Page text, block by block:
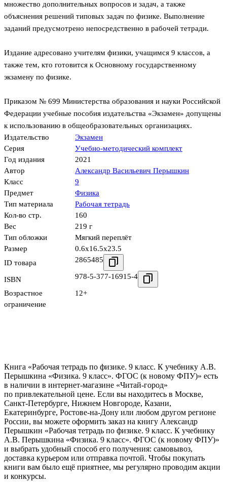
множество дополнительных вопросов и задач, а также
объяснения решений типовых задач по физике. Выполнение
заданий предусмотрено непосредственно в рабочей тетради.
Издание адресовано учителям физики, учащимся 9 классов, а
также тем, кто готовится к Основному государственному
экзамену по физике.
Приказом № 699 Министерства образования и науки Российской
Федерации учебные пособия издательства «Экзамен» допущены
к использованию в общеобразовательных организациях.
Издательство
Экзамен
Серия
Учебно-методический комплект
Год издания
2021
Автор
Александр Васильевич Перышкин
Класс
9
Предмет
Физика
Тип материала
Рабочая тетрадь
Кол-во стр.
160
Вес
219 г
Тип обложки
Мягкий переплёт
Размер
0.6x16.5x23.5
ID товара
2865485
ISBN 978-5-377-16915-4
Возрастное
ограничение
12+
Книга «Рабочая тетрадь по физике. 9 класс. К учебнику А.В.
Перышкина «Физика. 9 класс». ФГОС (к новому ФПУ)» есть
в наличии в интернет-магазине «Читай-город»
по привлекательной цене. Если вы находитесь в Москве,
Санкт-Петербурге, Нижнем Новгороде, Казани,
Екатеринбурге, Ростове-на-Дону или любом другом регионе
России, вы можете оформить заказ на книгу Александр
Перышкин «Рабочая тетрадь по физике. 9 класс. К учебнику
А.В. Перышкина «Физика. 9 класс». ФГОС (к новому ФПУ)»
и выбрать удобный способ его получения: самовывоз,
доставка курьером или отправка почтой. Чтобы покупать
книги вам было ещё приятнее, мы регулярно проводим акции
и конкурсы.